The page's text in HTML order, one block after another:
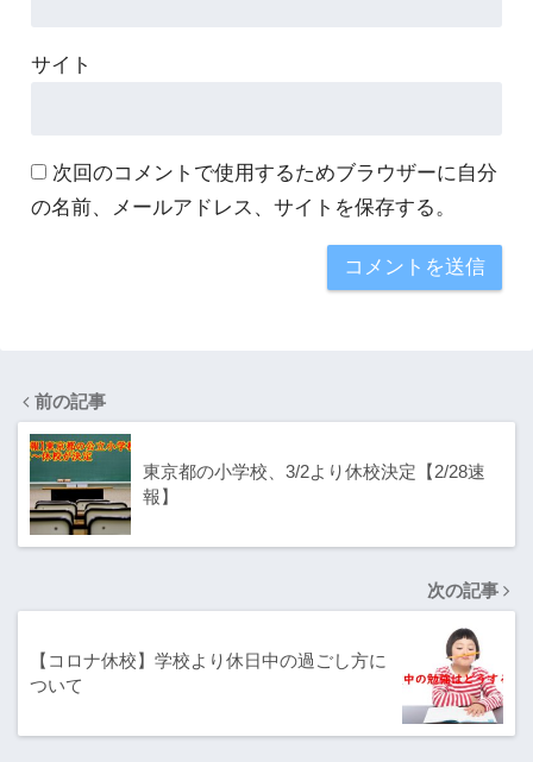
サイト
次回のコメントで使用するためブラウザーに自分
の名前、メールアドレス、サイトを保存する。
前の記事
東京都の小学校、3/2より休校決定【2/28速
報】
次の記事
【コロナ休校】学校より休日中の過ごし方に
ついて